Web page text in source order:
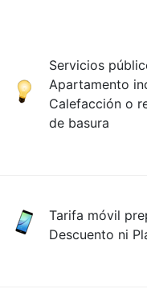
Servicios
Apartamento
Calefacción o
de basura
Tarifa móvil
Descuento ni